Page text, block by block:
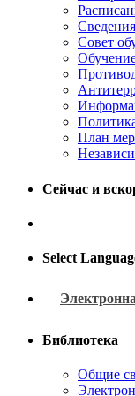
Совет
План
Сейчас и
Select
Библиотека
Общие